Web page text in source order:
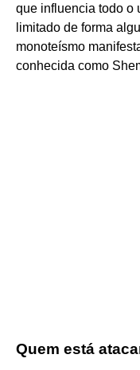
que influencia todo o
limitado de forma
monoteísmo
conhecida como
Quem está